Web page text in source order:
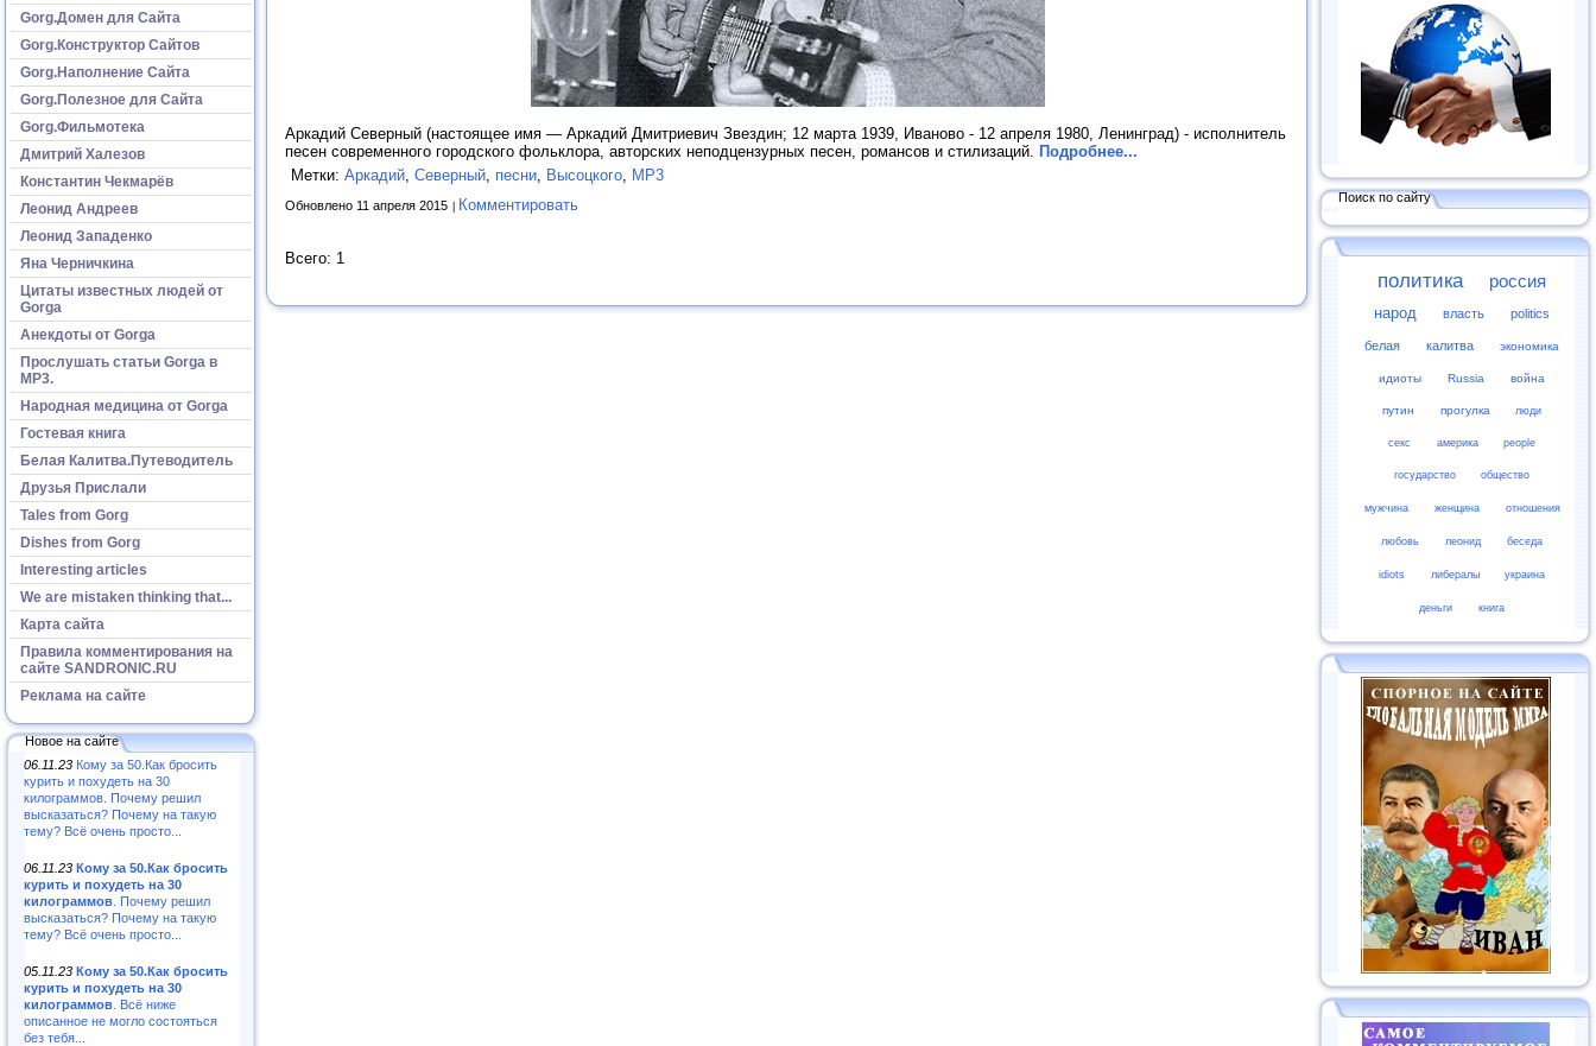
Gorg.Домен для Сайта
Gorg.Конструктор Сайтов
Gorg.Наполнение Сайта
Gorg.Полезное для Сайта
Gorg.Фильмотека
Дмитрий Халезов
Константин Чекмарёв
Леонид Андреев
Леонид Западенко
Яна Черничкина
Цитаты известных людей от
Gorga
Анекдоты от Gorga
Прослушать статьи Gorga в
МР3.
Народная медицина от Gorga
Гостевая книга
Белая Калитва.Путеводитель
Друзья Прислали
Tales from Gorg
Dishes from Gorg
Interesting articles
We are mistaken thinking that...
Карта сайта
Правила комментирования на
сайте SANDRONIC.RU
Реклама на сайте
Новое на сайте
06.11.23 Кому за 50.Как бросить
курить и похудеть на 30
килограммов. Почему решил
высказаться? Почему на такую
тему? Всё очень просто...
06.11.23 Кому за 50.Как бросить
курить и похудеть на 30
килограммов . Почему решил
высказаться? Почему на такую
тему? Всё очень просто...
05.11.23 Кому за 50.Как бросить
курить и похудеть на 30
килограммов . Всё ниже
описанное не могло состояться
без тебя...
Аркадий Северный (настоящее имя — Аркадий Дмитриевич Звездин; 12 марта 1939, Иваново - 12 апреля 1980, Ленинград) - исполнитель
песен современного городского фольклора, авторских неподцензурных песен, романсов и стилизаций. Подробнее...
Метки: Аркадий, Северный, песни, Высоцкого, MP3
Обновлено 11 апреля 2015 Комментировать
Всего: 1
Поиск по сайту
политика россия
народ власть politics
белая калитва экономика
идиоты Russia война
путин прогулка люди
секс америка people
государство общество
мужчина женщина отношения
любовь леонид беседа
idiots либералы украина
деньги книга